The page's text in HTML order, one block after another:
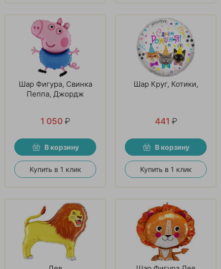
Шар Фигура, Свинка
Пеппа, Джордж
1 050 ₽
В корзину
Купить в 1 клик
Шар Круг, Котики,
441 ₽
В корзину
Купить в 1 клик